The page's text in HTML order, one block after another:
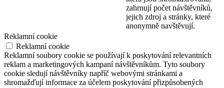
zahrnují počet návštěvníků,
jejich zdroj a stránky, které
anonymně navštěvují.
Reklamní cookie
Reklamní cookie
Reklamní soubory cookie se používají k poskytování relevantních
reklam a marketingových kampaní návštěvníkům. Tyto soubory
cookie sledují návštěvníky napříč webovými stránkami a
shromažďují informace za účelem poskytování přizpůsobených